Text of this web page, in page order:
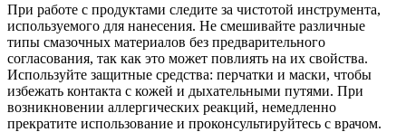
При работе с продуктами следите за чистотой инструмента,
используемого для нанесения. Не смешивайте различные
типы смазочных материалов без предварительного
согласования, так как это может повлиять на их свойства.
Используйте защитные средства: перчатки и маски, чтобы
избежать контакта с кожей и дыхательными путями. При
возникновении аллергических реакций, немедленно
прекратите использование и проконсультируйтесь с врачом.